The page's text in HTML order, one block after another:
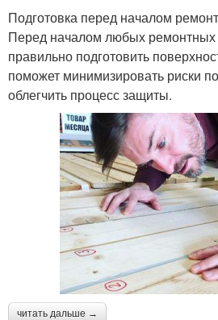
Подготовка перед началом
Перед началом любых ремонтных
правильно подготовить
поможет минимизировать риски
облегчить процесс защиты.
читать дальше →